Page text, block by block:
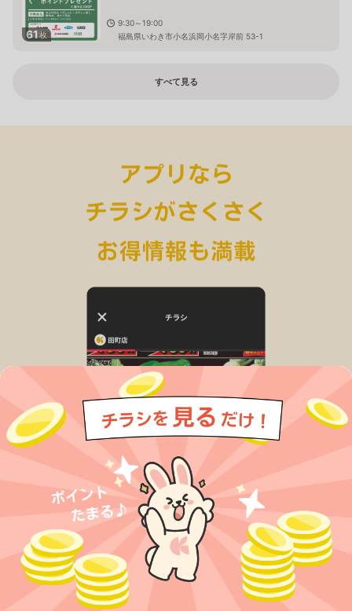
61枚
9:30～19:00
福島県いわき市小名浜岡小名字岸前 53-1
すべて見る